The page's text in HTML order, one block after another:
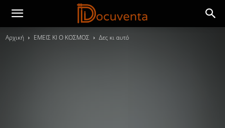
Αρχική ΕΜΕΙΣ ΚΙ Ο ΚΟΣΜΟΣ Δες κι αυτό